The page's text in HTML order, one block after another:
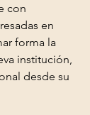
con
en
forma la
institución,
desde su